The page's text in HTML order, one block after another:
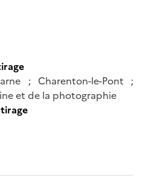
; Charenton-le-Pont ;
et de la photographie